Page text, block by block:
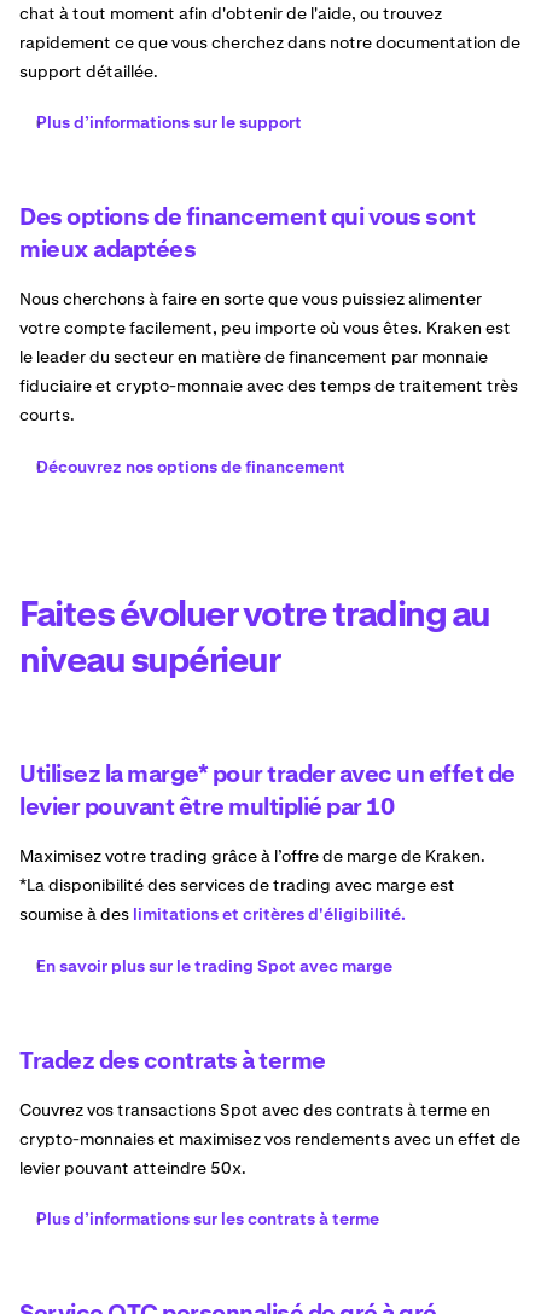
chat à tout moment afin d'obtenir de l'aide, ou trouvez
rapidement ce que vous cherchez dans notre documentation de
support détaillée.
Plus d’informations sur le support
Des options de financement qui vous sont
mieux adaptées
Nous cherchons à faire en sorte que vous puissiez alimenter
votre compte facilement, peu importe où vous êtes. Kraken est
le leader du secteur en matière de financement par monnaie
fiduciaire et crypto-monnaie avec des temps de traitement très
courts.
Découvrez nos options de financement
Faites évoluer votre trading au
niveau supérieur
Utilisez la marge* pour trader avec un effet de
levier pouvant être multiplié par 10
Maximisez votre trading grâce à l’offre de marge de Kraken.
*La disponibilité des services de trading avec marge est
soumise à des limitations et critères d'éligibilité.
En savoir plus sur le trading Spot avec marge
Tradez des contrats à terme
Couvrez vos transactions Spot avec des contrats à terme en
crypto-monnaies et maximisez vos rendements avec un effet de
levier pouvant atteindre 50x.
Plus d’informations sur les contrats à terme